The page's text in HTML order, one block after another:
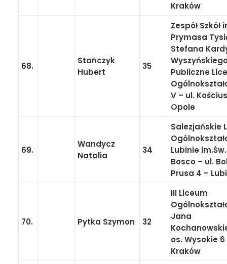
Kraków
68.
Stańczyk
Hubert
35
Zespół Szkół
Prymasa
Stefana
Publiczne
V – ul.
Opole
69.
Wandycz
Natalia
34
Salezjańskie
Lubinie
Bosco – ul.
Prusa 4 –
70. Pytka Szymon 32
III Liceum
Jana
os. Wysokie 6
Kraków